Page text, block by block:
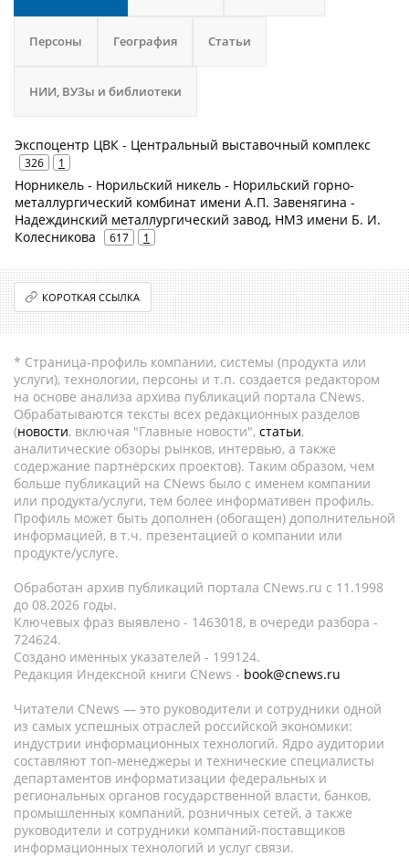
Персоны География Статьи
НИИ, ВУЗы и библиотеки
Экспоцентр ЦВК - Центральный выставочный комплекс
326 1
Норникель - Норильский никель - Норильский горно-
металлургический комбинат имени А.П. Завенягина -
Надеждинский металлургический завод, НМЗ имени Б. И.
Колесникова
617 1
КОРОТКАЯ ССЫЛКА
* Страница-профиль компании, системы (продукта или
услуги), технологии, персоны и т.п. создается редактором
на основе анализа архива публикаций портала CNews.
Обрабатываются тексты всех редакционных разделов
(новости, включая "Главные новости", статьи,
аналитические обзоры рынков, интервью, а также
содержание партнёрских проектов). Таким образом, чем
больше публикаций на CNews было с именем компании
или продукта/услуги, тем более информативен профиль.
Профиль может быть дополнен (обогащен) дополнительной
информацией, в т.ч. презентацией о компании или
продукте/услуге.
Обработан архив публикаций портала CNews.ru c 11.1998
до 08.2026 годы.
Ключевых фраз выявлено - 1463018, в очереди разбора -
724624.
Создано именных указателей - 199124.
Редакция Индексной книги CNews - book@cnews.ru
Читатели CNews — это руководители и сотрудники одной
из самых успешных отраслей российской экономики:
индустрии информационных технологий. Ядро аудитории
составляют топ-менеджеры и технические специалисты
департаментов информатизации федеральных и
региональных органов государственной власти, банков,
промышленных компаний, розничных сетей, а также
руководители и сотрудники компаний-поставщиков
информационных технологий и услуг связи.